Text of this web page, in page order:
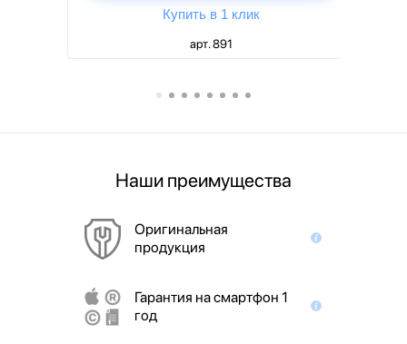
Купить в 1 клик
арт. 891
Наши преимущества
Оригинальная
продукция
Гарантия на смартфон 1
год